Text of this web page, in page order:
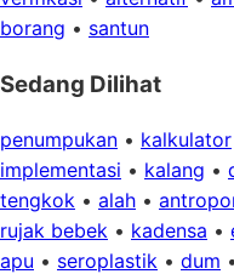
borang • santun
Sedang Dilihat
penumpukan • kalkulator
implementasi • kalang •
tengkok • alah •
rujak bebek • kadensa •
apu • seroplastik • dum •